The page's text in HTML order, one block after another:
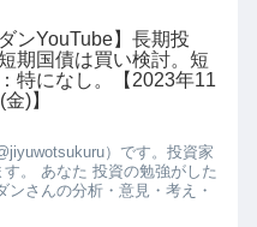
ダンYouTube】長期投
期国債は買い検討。短
特になし。【2023年11
)】
）です。投資家
。 あなた 投資の勉強がした
さんの分析・意見・考え・